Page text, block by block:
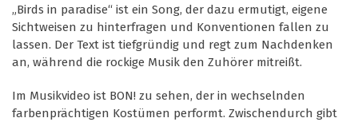
„Birds in paradise“ ist ein Song, der dazu ermutigt, eigene
Sichtweisen zu hinterfragen und Konventionen fallen zu
lassen. Der Text ist tiefgründig und regt zum Nachdenken
an, während die rockige Musik den Zuhörer mitreißt.
Im Musikvideo ist BON! zu sehen, der in wechselnden
farbenprächtigen Kostümen performt. Zwischendurch gibt